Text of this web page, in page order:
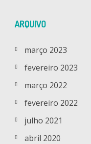
ARQUIVO
março 2023
fevereiro 2023
março 2022
fevereiro 2022
julho 2021
abril 2020